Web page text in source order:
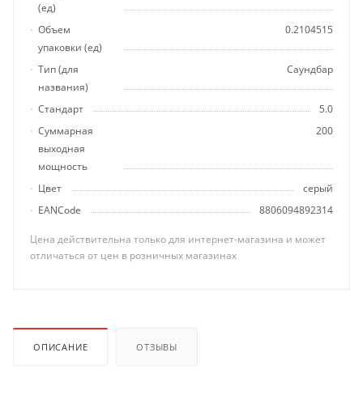
(ед)
Объем
упаковки (ед)
0.2104515
Тип (для
названия)
Саундбар
Стандарт
5.0
Суммарная
выходная
мощность
200
Цвет
серый
EANCode
8806094892314
Цена действительна только для интернет-магазина и может
отличаться от цен в розничных магазинах
ОПИСАНИЕ ОТЗЫВЫ